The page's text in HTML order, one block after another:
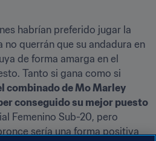
habrían preferido jugar la
no querrán que su andadura en
de forma amarga en el
Tanto si gana como si
combinado de Mo Marley
conseguido su mejor puesto
Femenino Sub-20, pero
sería una forma positiva